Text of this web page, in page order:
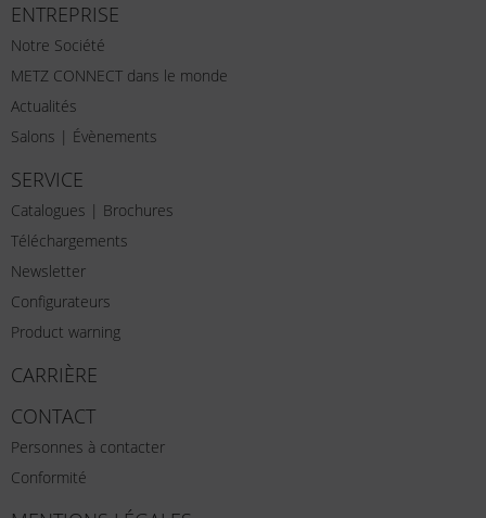
ENTREPRISE
Notre Société
METZ CONNECT dans le monde
Actualités
Salons | Évènements
SERVICE
Catalogues | Brochures
Téléchargements
Newsletter
Configurateurs
Product warning
CARRIÈRE
CONTACT
Personnes à contacter
Conformité